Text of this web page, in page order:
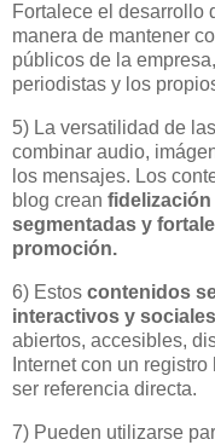
Fortalece el desarrollo
manera de mantener
públicos de la
periodistas y los
5) La versatilidad de
combinar audio,
los mensajes. Los
blog crean
segmentadas y
promoción.
6) Estos contenidos
interactivos y sociales
abiertos, accesibles,
Internet con un
ser referencia directa.
7) Pueden utilizarse